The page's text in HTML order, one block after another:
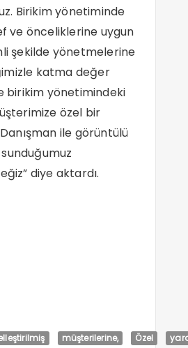
Birikim yönetiminde
ve önceliklerine uygun
şekilde yönetmelerine
katma değer
birikim yönetimindeki
özel bir
ile görüntülü
diye aktardı.
müşterilerine, Özel